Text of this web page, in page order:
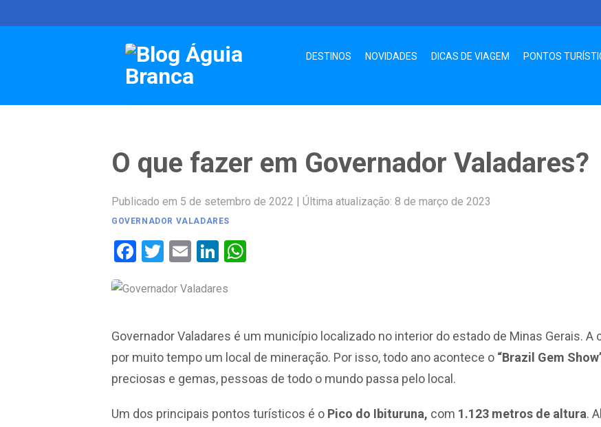
to
DESTINOS NOVIDADES DICAS DE VIAGEM PONTOS
O que fazer em Governador Valadares?
Publicado em 5 de setembro de 2022 | Última atualização: 8 de março de 2023
GOVERNADOR VALADARES
Facebook
Twitter
EmailLinkedIn
Governador Valadares é um município localizado no interior do estado de Minas Gerais. A
por muito tempo um local de mineração. Por isso, todo ano acontece o “Brazil Gem
preciosas e gemas, pessoas de todo o mundo passa pelo local.
Um dos principais pontos turísticos é o Pico do Ibituruna, com 1.123 metros de altura.